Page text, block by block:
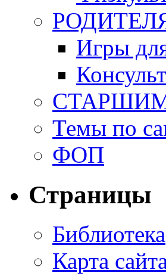
Игры
Темы по
ФОП
Страницы
Библиотека
Карта